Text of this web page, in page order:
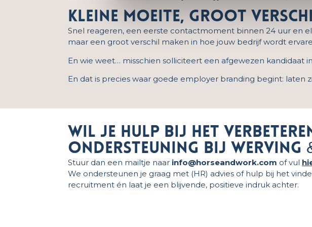
Kleine moeite, groot
Snel reageren, een eerste contactmoment binnen 24 uur en
maar een groot verschil maken in hoe jouw bedrijf wordt
En wie weet… misschien solliciteert een afgewezen kandidaat
En dat is precies waar goede employer branding begint:
Wil je hulp bij het
ondersteuning bij werving
Stuur dan een mailtje naar info@horseandwork.com of vul
We ondersteunen je graag met (HR) advies of hulp bij het
recruitment én laat je een blijvende, positieve indruk achter.